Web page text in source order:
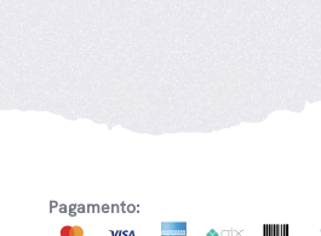
Pagamento: